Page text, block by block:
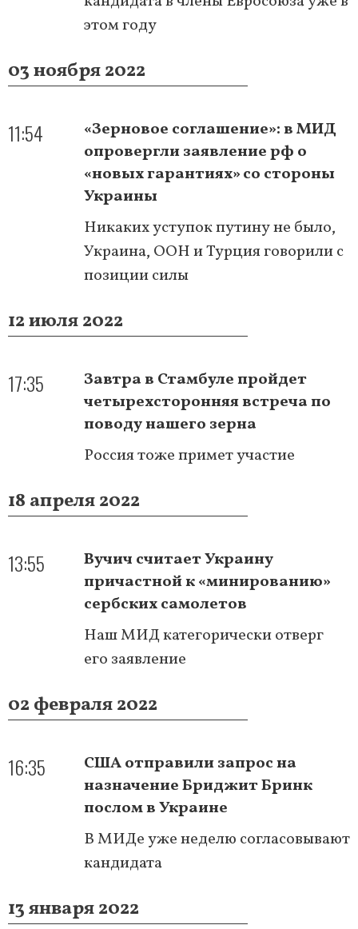
этом году
03 ноября 2022
11:54
«Зерновое соглашение»: в МИД
опровергли заявление рф о
«новых гарантиях» со стороны
Украины
Никаких уступок путину не было,
Украина, ООН и Турция говорили с
позиции силы
12 июля 2022
17:35
Завтра в Стамбуле пройдет
четырехсторонняя встреча по
поводу нашего зерна
Россия тоже примет участие
18 апреля 2022
13:55
Вучич считает Украину
причастной к «минированию»
сербских самолетов
Наш МИД категорически отверг
его заявление
02 февраля 2022
16:35
США отправили запрос на
назначение Бриджит Бринк
послом в Украине
В МИДе уже неделю согласовывают
кандидата
13 января 2022